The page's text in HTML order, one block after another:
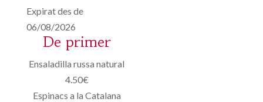
Expirat des de
06/08/2026
De primer
Ensaladilla russa natural
4.50€
Espinacs a la Catalana